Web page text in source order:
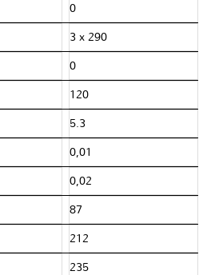
0
3 x 290
0
120
5.3
0,01
0,02
87
212
235